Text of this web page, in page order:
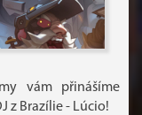
vám přinášíme
z Brazílie - Lúcio!